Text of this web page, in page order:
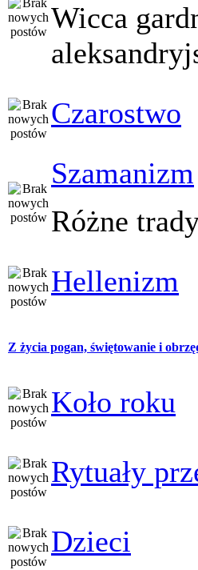
Wicca
Czarostwo
Szamanizm
Różne
Hellenizm
Z życia pogan, świętowanie i
Koło roku
Rytuały
Dzieci